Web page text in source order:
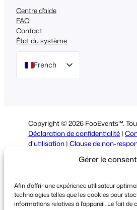
Gérer le
Afin d'offrir une expérience utilisateur
technologies telles que les cookies pour
informations relatives à l'appareil. Le fait de
Centre d'aide
FAQ
Contact
État du système
French
Spanish
Italian
Polish
Greek
Copyright © 2026 FooEvents™.
Déclaration de confidentialité |
d'utilisation | Clause de non-